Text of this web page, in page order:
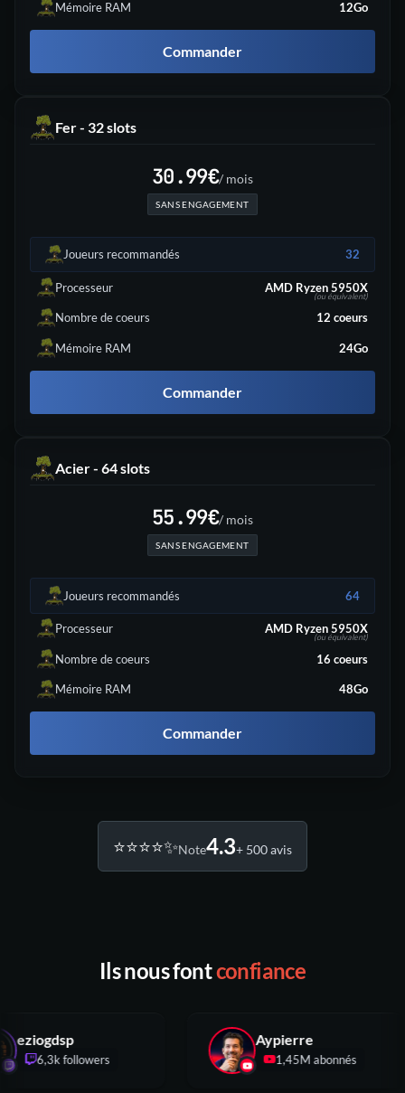
Mémoire RAM 12Go
Commander
Fer - 32 slots
30.99€/ mois
SANS ENGAGEMENT
Joueurs recommandés 32
Processeur AMD Ryzen 5950X
(ou équivalent)
Nombre de coeurs 12 coeurs
Mémoire RAM 24Go
Commander
Acier - 64 slots
55.99€/ mois
SANS ENGAGEMENT
Joueurs recommandés 64
Processeur AMD Ryzen 5950X
(ou équivalent)
Nombre de coeurs 16 coeurs
Mémoire RAM 48Go
Commander
⭐️⭐️⭐️⭐️✨Note4.3+ 500 avis
Ils nous fontconfiance
eziogdsp
6,3k followers
Aypierre
1,45M abonnés